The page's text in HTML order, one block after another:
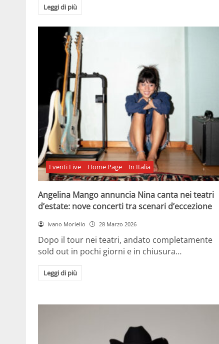
Leggi di più
Eventi Live Home Page In Italia
Angelina Mango annuncia Nina canta nei teatri
d’estate: nove concerti tra scenari d’eccezione
Ivano Moriello 28 Marzo 2026
Dopo il tour nei teatri, andato completamente
sold out in pochi giorni e in chiusura…
Leggi di più